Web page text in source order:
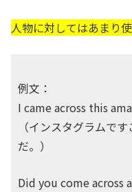
人物に対してはあまり使
例文：
I came across this
（インスタグラムで
だ。）
Did you come across